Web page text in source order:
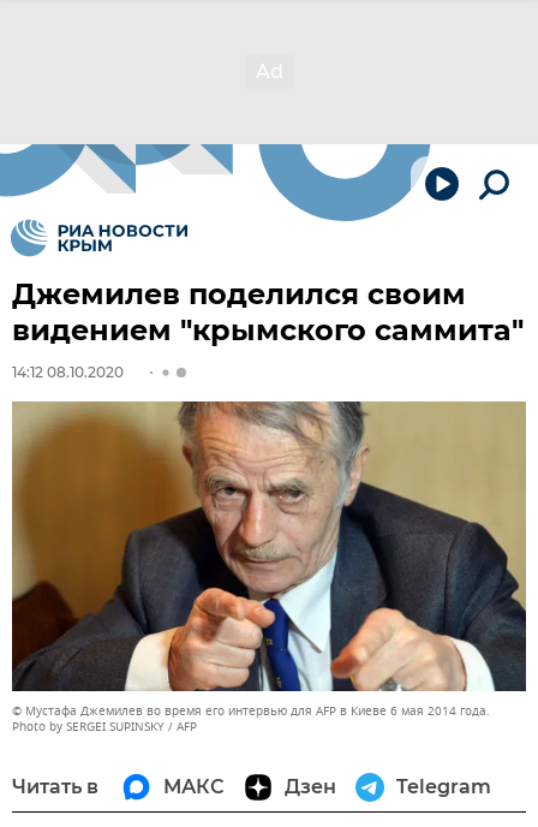
Джемилев поделился своим
видением "крымского саммита"
14:12 08.10.2020
© Мустафа Джемилев во время его интервью для AFP в Киеве 6 мая 2014 года.
Photo by SERGEI SUPINSKY / AFP
Читать в МАКС Дзен Telegram